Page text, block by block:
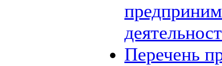
Перечень